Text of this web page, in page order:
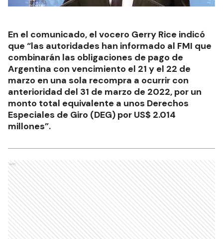
En el comunicado, el vocero Gerry Rice indicó
que “las autoridades han informado al FMI que
combinarán las obligaciones de pago de
Argentina con vencimiento el 21 y el 22 de
marzo en una sola recompra a ocurrir con
anterioridad del 31 de marzo de 2022, por un
monto total equivalente a unos Derechos
Especiales de Giro (DEG) por US$ 2.014
millones”.
Ads